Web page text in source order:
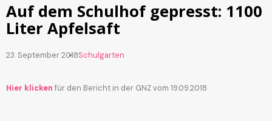
Auf dem Schulhof gepresst: 1100
Liter Apfelsaft
23. September 2018Schulgarten
Hier klicken für den Bericht in der GNZ vom 19.09.2018